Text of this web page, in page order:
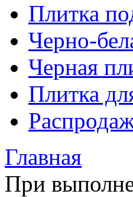
Плитка
Черно-
Черная
Плитка
Главная
При